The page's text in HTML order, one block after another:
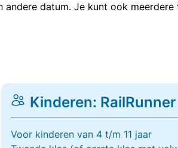
datum. Je kunt ook meerdere
Kinderen: RailRunner
Voor kinderen van 4 t/m 11 jaar